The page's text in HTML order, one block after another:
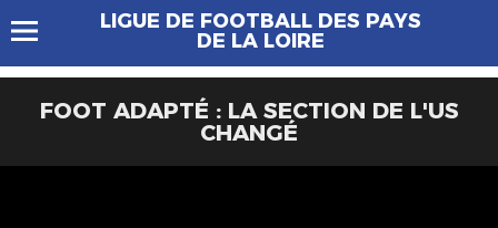
LIGUE DE FOOTBALL DES PAYS
DE LA LOIRE
FOOT ADAPTÉ : LA SECTION DE L'US
CHANGÉ